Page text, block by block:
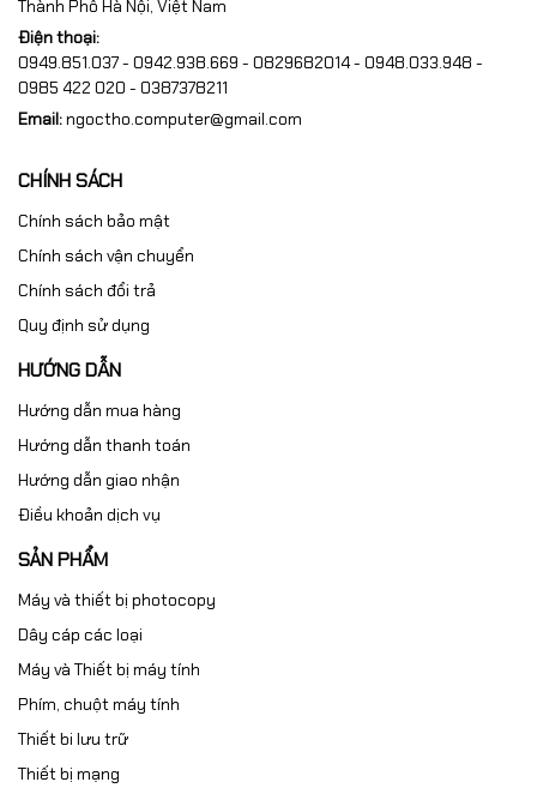
Thành Phố Hà Nội, Việt Nam
Điện thoại:
0949.851.037 - 0942.938.669 - 0829682014 - 0948.033.948 -
0985 422 020 - 0387378211
Email:ngoctho.computer@gmail.com
CHÍNH SÁCH
Chính sách bảo mật
Chính sách vận chuyển
Chính sách đổi trả
Quy định sử dụng
HƯỚNG DẪN
Hướng dẫn mua hàng
Hướng dẫn thanh toán
Hướng dẫn giao nhận
Điều khoản dịch vụ
SẢN PHẨM
Máy và thiết bị photocopy
Dây cáp các loại
Máy và Thiết bị máy tính
Phím, chuột máy tính
Thiết bi lưu trữ
Thiết bị mạng